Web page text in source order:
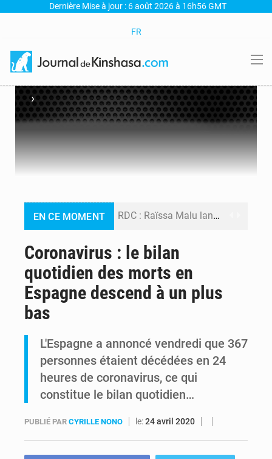
Dernière Mise à jour : 6 août 2026 à 16h56 GMT
FR
›
EN CE MOMENT RDC : Raïssa Malu lance les préparatifs d’une Table ronde nationale sur l’éducation inclusive des enfants handicapés
Ebola Bundibugyo : Tshisekedi mobilise le Gouvernement, l’OMS et Africa CDC pour renforcer la riposte
Coronavirus : le bilan
quotidien des morts en
Espagne descend à un plus
bas
L'Espagne a annoncé vendredi que 367
personnes étaient décédées en 24
heures de coronavirus, ce qui
constitue le bilan quotidien…
PUBLIÉ PAR CYRILLE NONO le:24 avril 2020